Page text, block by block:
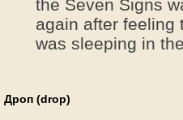
the Seven Signs
again after feeling
was sleeping in
Дроп (drop)